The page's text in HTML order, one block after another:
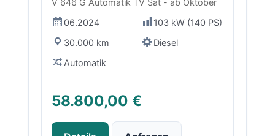
V 646 G Automatik TV Sat - ab Oktober
06.2024
103 kW (140 PS)
30.000 km
Diesel
Automatik
58.800,00 €